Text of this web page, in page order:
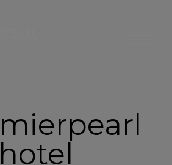
hotel